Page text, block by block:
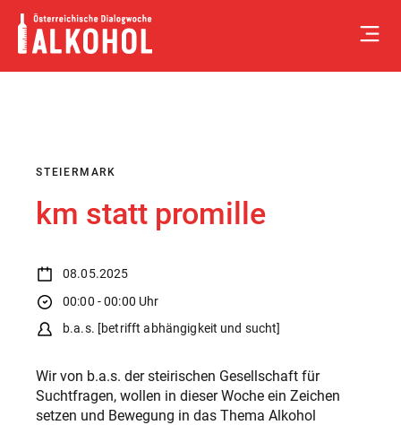
Skip
content
STEIERMARK
km statt promille
08.05.2025
00:00 - 00:00 Uhr
b.a.s. [betrifft abhängigkeit und sucht]
Wir von b.a.s. der steirischen Gesellschaft für
Suchtfragen, wollen in dieser Woche ein Zeichen
setzen und Bewegung in das Thema Alkohol